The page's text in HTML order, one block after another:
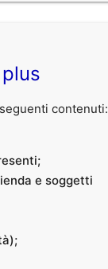
contenuti:
e soggetti